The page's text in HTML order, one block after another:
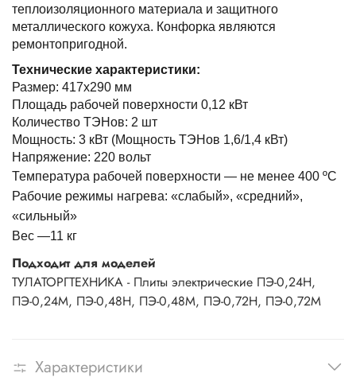
теплоизоляционного материала и защитного
металлического кожуха. Конфорка являются
ремонтопригодной.
Технические характеристики:
Размер: 417х290 мм
Площадь рабочей поверхности 0,12 кВт
Количество ТЭНов: 2 шт
Мощность: 3 кВт (Мощность ТЭНов 1,6/1,4 кВт)
Напряжение: 220 вольт
Температура рабочей поверхности — не менее 400 ºС
Рабочие режимы нагрева: «слабый», «средний»,
«сильный»
Вес —11 кг
Подходит для моделей
ТУЛАТОРГТЕХНИКА - Плиты электрические ПЭ-0,24Н,
ПЭ-0,24М, ПЭ-0,48Н, ПЭ-0,48М, ПЭ-0,72Н, ПЭ-0,72М
Характеристики